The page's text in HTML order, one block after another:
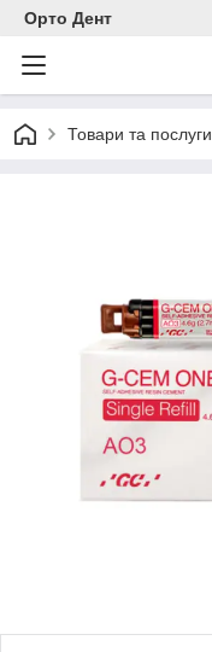
Орто Дент
Товари та послуги